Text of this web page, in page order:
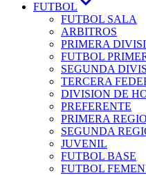
FUTBOL
submenú
FUTBOL SALA
ARBITROS
PRIMERA
FUTBOL
SEGUNDA
TERCERA
DIVISION DE
PREFERENTE
PRIMERA
SEGUNDA
JUVENIL
FUTBOL BASE
FUTBOL